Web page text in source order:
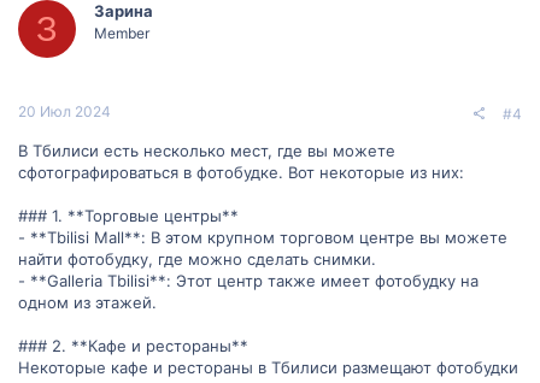
З Зарина
Member
20 Июл 2024 #4
В Тбилиси есть несколько мест, где вы можете
сфотографироваться в фотобудке. Вот некоторые из них:
### 1. **Торговые центры**
- **Tbilisi Mall**: В этом крупном торговом центре вы можете
найти фотобудку, где можно сделать снимки.
- **Galleria Tbilisi**: Этот центр также имеет фотобудку на
одном из этажей.
### 2. **Кафе и рестораны**
Некоторые кафе и рестораны в Тбилиси размещают фотобудки